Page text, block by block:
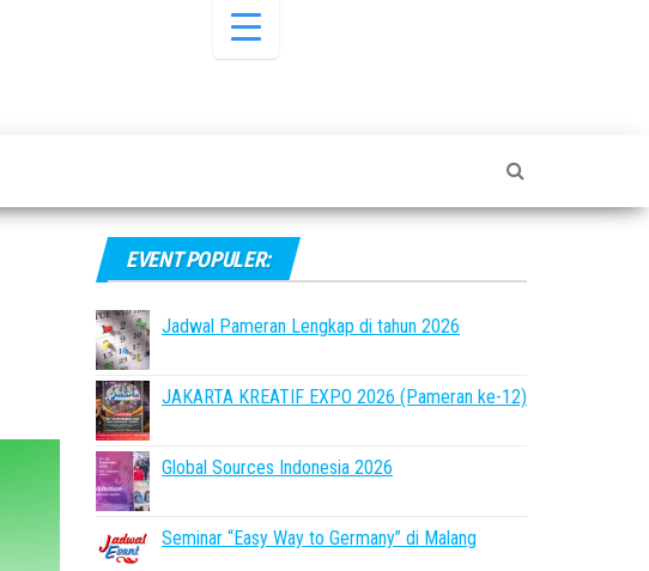
EVENT POPULER:
Jadwal Pameran Lengkap di tahun 2026
JAKARTA KREATIF EXPO 2026 (Pameran ke-12)
Global Sources Indonesia 2026
Seminar “Easy Way to Germany” di Malang